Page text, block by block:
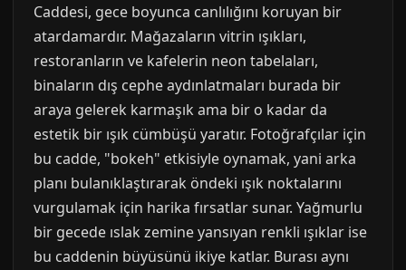
Caddesi, gece boyunca canlılığını koruyan bir
atardamardır. Mağazaların vitrin ışıkları,
restoranların ve kafelerin neon tabelaları,
binaların dış cephe aydınlatmaları burada bir
araya gelerek karmaşık ama bir o kadar da
estetik bir ışık cümbüşü yaratır. Fotoğrafçılar için
bu cadde, "bokeh" etkisiyle oynamak, yani arka
planı bulanıklaştırarak öndeki ışık noktalarını
vurgulamak için harika fırsatlar sunar. Yağmurlu
bir gecede ıslak zemine yansıyan renkli ışıklar ise
bu caddenin büyüsünü ikiye katlar. Burası aynı